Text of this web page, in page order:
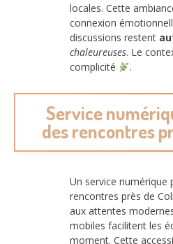
locales. Cette
connexion
discussions restent
chaleureuses. Le
complicité
.
Service
des rencontres
Un service numérique
rencontres près de
aux attentes
mobiles facilitent les
moment. Cette